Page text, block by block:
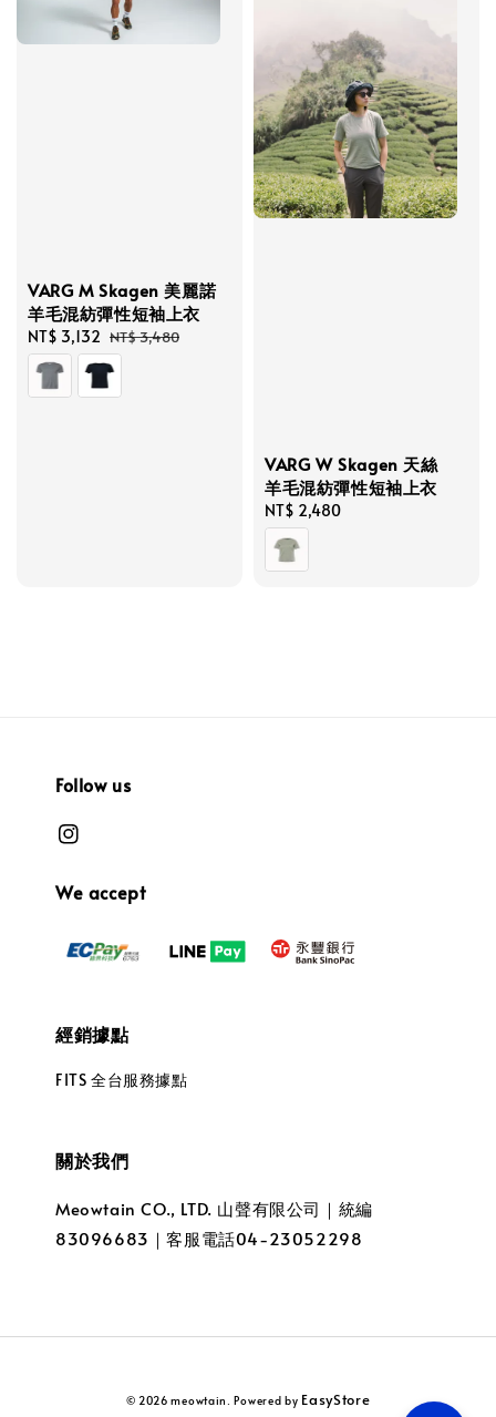
VARG M Skagen 美麗諾
羊毛混紡彈性短袖上衣
Sale
price
NT$ 3,132 Regular
price
NT$ 3,480
VARG W Skagen 天絲
羊毛混紡彈性短袖上衣
Regular
price
NT$ 2,480
Follow us
We accept
經銷據點
FITS 全台服務據點
關於我們
Meowtain CO., LTD. 山聲有限公司｜統編
83096683｜客服電話04-23052298
© 2026 meowtain. Powered by EasyStore